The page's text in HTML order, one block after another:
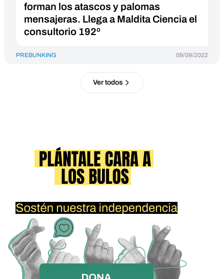
forman los atascos y palomas
mensajeras. Llega a Maldita Ciencia el
consultorio 192º
PREBUNKING 09/09/2022
Ver todos